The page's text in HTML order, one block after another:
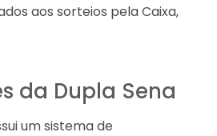
aos sorteios pela Caixa,
da Dupla Sena
um sistema de